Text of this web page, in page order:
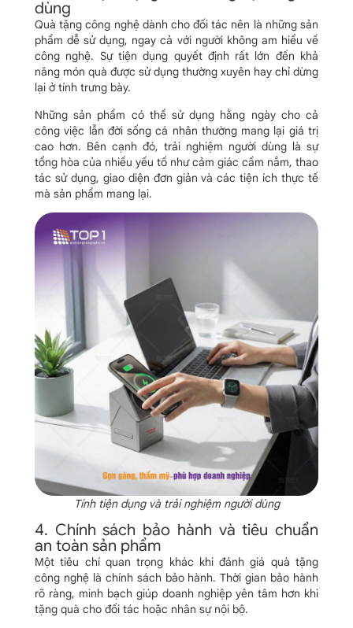
dùng
Quà tặng công nghệ dành cho đối tác nên là những sản
phẩm dễ sử dụng, ngay cả với người không am hiểu về
công nghệ. Sự tiện dụng quyết định rất lớn đến khả
năng món quà được sử dụng thường xuyên hay chỉ dừng
lại ở tính trưng bày.
Những sản phẩm có thể sử dụng hằng ngày cho cả
công việc lẫn đời sống cá nhân thường mang lại giá trị
cao hơn. Bên cạnh đó, trải nghiệm người dùng là sự
tổng hòa của nhiều yếu tố như cảm giác cầm nắm, thao
tác sử dụng, giao diện đơn giản và các tiện ích thực tế
mà sản phẩm mang lại.
Tính tiện dụng và trải nghiệm người dùng
4. Chính sách bảo hành và tiêu chuẩn
an toàn sản phẩm
Một tiêu chí quan trọng khác khi đánh giá quà tặng
công nghệ là chính sách bảo hành. Thời gian bảo hành
rõ ràng, minh bạch giúp doanh nghiệp yên tâm hơn khi
tặng quà cho đối tác hoặc nhân sự nội bộ.